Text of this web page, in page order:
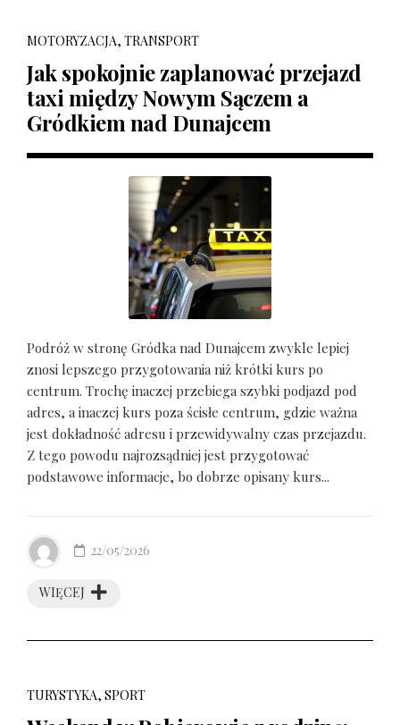
MOTORYZACJA, TRANSPORT
Jak spokojnie zaplanować przejazd
taxi między Nowym Sączem a
Gródkiem nad Dunajcem
Podróż w stronę Gródka nad Dunajcem zwykle lepiej
znosi lepszego przygotowania niż krótki kurs po
centrum. Trochę inaczej przebiega szybki podjazd pod
adres, a inaczej kurs poza ścisłe centrum, gdzie ważna
jest dokładność adresu i przewidywalny czas przejazdu.
Z tego powodu najrozsądniej jest przygotować
podstawowe informacje, bo dobrze opisany kurs...
WIĘCEJ
22/05/2026
TURYSTYKA, SPORT